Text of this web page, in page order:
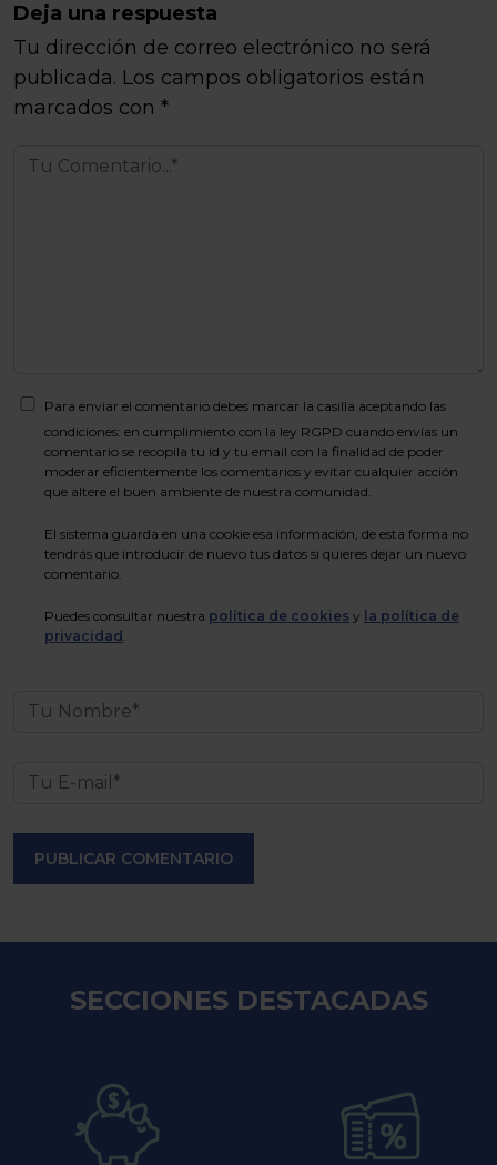
Deja una respuesta
Tu dirección de correo electrónico no será
publicada. Los campos obligatorios están
marcados con *
Para enviar el comentario debes marcar la casilla aceptando las
condiciones: en cumplimiento con la ley RGPD cuando envías un
comentario se recopila tu id y tu email con la finalidad de poder
moderar eficientemente los comentarios y evitar cualquier acción
que altere el buen ambiente de nuestra comunidad.
El sistema guarda en una cookie esa información, de esta forma no
tendrás que introducir de nuevo tus datos si quieres dejar un nuevo
comentario.
Puedes consultar nuestra política de cookies y la política de
privacidad .
PUBLICAR COMENTARIO
SECCIONES DESTACADAS